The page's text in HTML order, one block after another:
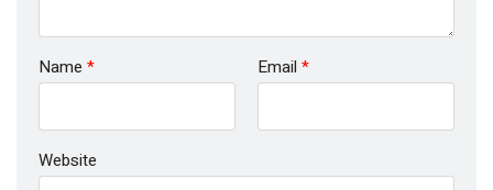
Name * Email *
Website